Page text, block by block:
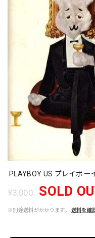
PLAYBOY US プレイボー
¥3,000 SOLD
※別途送料がかかります。 送料を確